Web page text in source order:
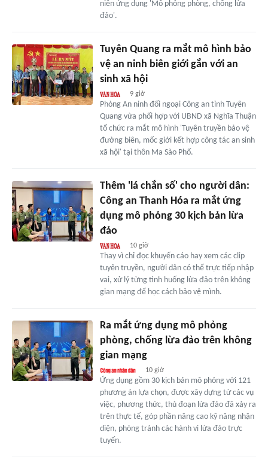
niên ứng dụng 'Mô phỏng phòng, chống lừa
đảo'.
Tuyên Quang ra mắt mô hình bảo
vệ an ninh biên giới gắn với an
sinh xã hội
9 giờ
Phòng An ninh đối ngoại Công an tỉnh Tuyên
Quang vừa phối hợp với UBND xã Nghĩa Thuận
tổ chức ra mắt mô hình 'Tuyên truyền bảo vệ
đường biên, mốc giới kết hợp công tác an sinh
xã hội' tại thôn Ma Sào Phố.
Thêm 'lá chắn số' cho người dân:
Công an Thanh Hóa ra mắt ứng
dụng mô phỏng 30 kịch bản lừa
đảo
10 giờ
Thay vì chỉ đọc khuyến cáo hay xem các clip
tuyên truyền, người dân có thể trực tiếp nhập
vai, xử lý từng tình huống lừa đảo trên không
gian mạng để học cách bảo vệ mình.
Ra mắt ứng dụng mô phỏng
phòng, chống lừa đảo trên không
gian mạng
10 giờ
Ứng dụng gồm 30 kịch bản mô phỏng với 121
phương án lựa chọn, được xây dựng từ các vụ
việc, phương thức, thủ đoạn lừa đảo đã xảy ra
trên thực tế, góp phần nâng cao kỹ năng nhận
diện, phòng tránh các hành vi lừa đảo trực
tuyến.